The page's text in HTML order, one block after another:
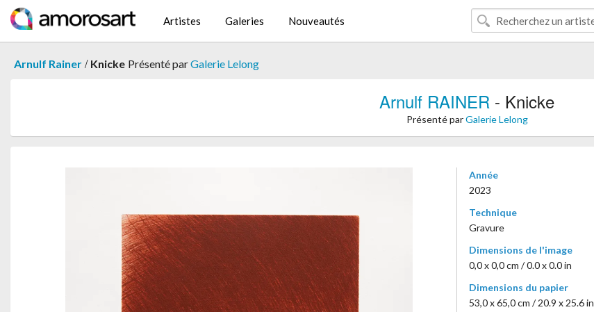
Artistes Galeries Nouveautés
Arnulf Rainer / Knicke Présenté parGalerie Lelong
Arnulf RAINER - Knicke
Présenté parGalerie Lelong
Année
2023
Technique
Gravure
Dimensions de l'image
0,0 x 0,0 cm / 0.0 x 0.0 in
Dimensions du papier
53,0 x 65,0 cm / 20.9 x 25.6 in